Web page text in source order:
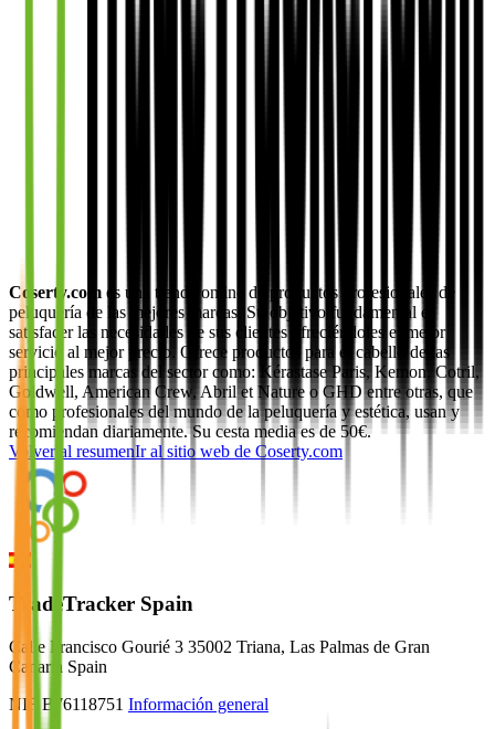
Coserty.com es una tienda online de productos profesionales de
peluquería de las mejores marcas. Su objetivo fundamental es
satisfacer las necesidades de sus clientes ofreciéndoles el mejor
servicio al mejor precio. Ofrece productos para el cabello de las
principales marcas del sector como: Kérastase Paris, Kemon, Cotril,
Goldwell, American Crew, Abril et Nature o GHD entre otras, que
como profesionales del mundo de la peluquería y estética, usan y
recomiendan diariamente. Su cesta media es de 50€.
Volver al resumenIr al sitio web de Coserty.com
TradeTracker Spain
Calle Francisco Gourié 3 35002 Triana, Las Palmas de Gran
Canaria Spain
NIF B76118751 Información general